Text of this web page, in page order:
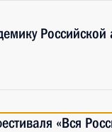
«Вся